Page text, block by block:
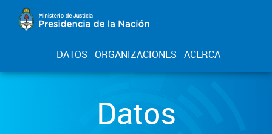
DATOS ORGANIZACIONES ACERCA
Datos